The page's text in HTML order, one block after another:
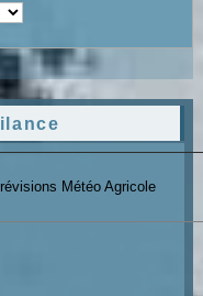
Météo Agricole